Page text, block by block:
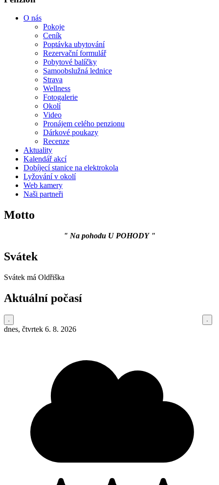
O nás
Pokoje
Ceník
Poptávka ubytování
Rezervační formulář
Pobytové balíčky
Samoobslužná lednice
Strava
Wellness
Fotogalerie
Okolí
Video
Pronájem celého penzionu
Dárkové poukazy
Recenze
Aktuality
Kalendář akcí
Dobíjecí stanice na elektrokola
Lyžování v okolí
Web kamery
Naši partneři
Motto
" Na pohodu U POHODY "
Svátek
Svátek má Oldřiška
Aktuální počasí
dnes, čtvrtek 6. 8. 2026